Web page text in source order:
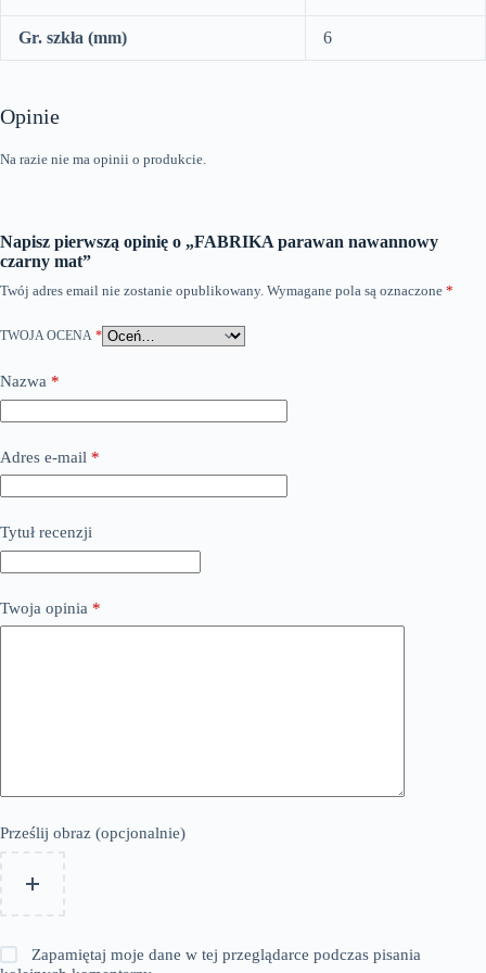
Gr. szkła (mm) 6
Opinie
Na razie nie ma opinii o produkcie.
Napisz pierwszą opinię o „FABRIKA parawan nawannowy
czarny mat”
Twój adres email nie zostanie opublikowany. Wymagane pola są oznaczone *
TWOJA OCENA *
Nazwa *
Adres e-mail *
Tytuł recenzji
Twoja opinia *
Prześlij obraz (opcjonalnie)
Zapamiętaj moje dane w tej przeglądarce podczas pisania